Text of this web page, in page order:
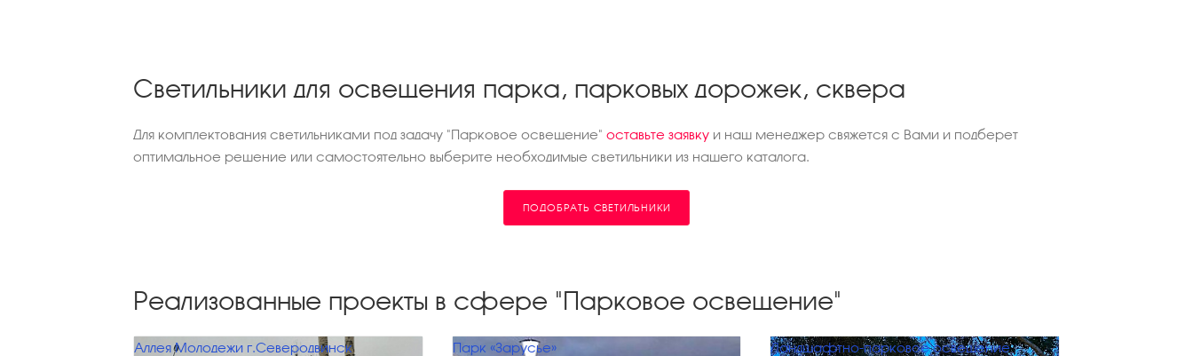
Светильники для освещения парка, парковых дорожек, сквера
Для комплектования светильниками под задачу "Парковое освещение" оставьте заявку и наш менеджер свяжется с Вами и подберет
оптимальное решение или самостоятельно выберите необходимые светильники из нашего каталога.
ПОДОБРАТЬ СВЕТИЛЬНИКИ
Реализованные проекты в сфере "Парковое освещение"
Аллея Молодежи г.Северодвинск Парк «Зарусье»
Ландшафтно-парковое освещение